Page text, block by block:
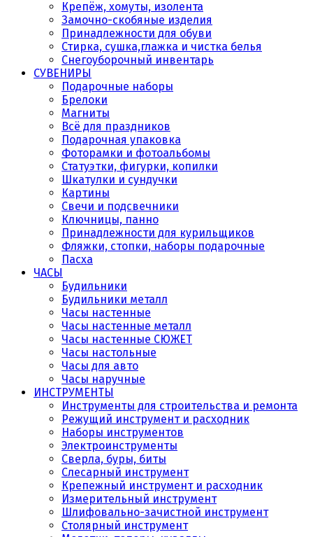
Крепёж, хомуты, изолента
Замочно-скобяные изделия
Принадлежности для обуви
Стирка, сушка,глажка и чистка белья
Снегоуборочный инвентарь
СУВЕНИРЫ
Подарочные наборы
Брелоки
Магниты
Всё для праздников
Подарочная упаковка
Фоторамки и фотоальбомы
Статуэтки, фигурки, копилки
Шкатулки и сундучки
Картины
Свечи и подсвечники
Ключницы, панно
Принадлежности для курильщиков
Фляжки, стопки, наборы подарочные
Пасха
ЧАСЫ
Будильники
Будильники металл
Часы настенные
Часы настенные металл
Часы настенные СЮЖЕТ
Часы настольные
Часы для авто
Часы наручные
ИНСТРУМЕНТЫ
Инструменты для строительства и ремонта
Режущий инструмент и расходник
Наборы инструментов
Электроинструменты
Сверла, буры, биты
Слесарный инструмент
Крепежный инструмент и расходник
Измерительный инструмент
Шлифовально-зачистной инструмент
Столярный инструмент